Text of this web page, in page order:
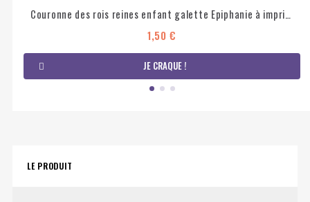
Couronne des rois reines enfant galette Epiphanie à imprimer et colorier
1,50 €
JE CRAQUE !
LE PRODUIT